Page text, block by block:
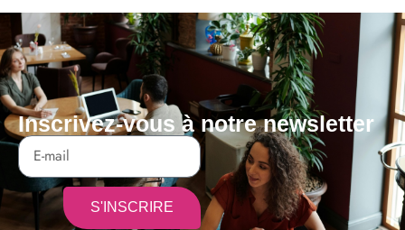
Inscrivez-vous à notre newsletter
S'INSCRIRE